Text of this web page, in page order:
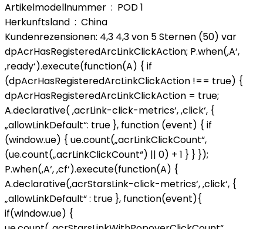
Artikelmodellnummer ‏ : ‎ POD 1
Herkunftsland ‏ : ‎ China
Kundenrezensionen: 4,3 4,3 von 5 Sternen (50) var
dpAcrHasRegisteredArcLinkClickAction; P.when(‚A‘,
‚ready‘).execute(function(A) { if
(dpAcrHasRegisteredArcLinkClickAction !== true) {
dpAcrHasRegisteredArcLinkClickAction = true;
A.declarative( ‚acrLink-click-metrics‘, ‚click‘, {
„allowLinkDefault“: true }, function (event) { if
(window.ue) { ue.count(„acrLinkClickCount“,
(ue.count(„acrLinkClickCount“) || 0) + 1 } } });
P.when(‚A‘, ‚cf‘).execute(function(A) {
A.declarative(‚acrStarsLink-click-metrics‘, ‚click‘, {
„allowLinkDefault“ : true }, function(event){
if(window.ue) {